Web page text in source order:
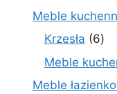
Meble
Krzesła 66
Meble
Meble